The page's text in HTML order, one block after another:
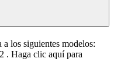
los siguientes modelos:
. Haga clic aquí para